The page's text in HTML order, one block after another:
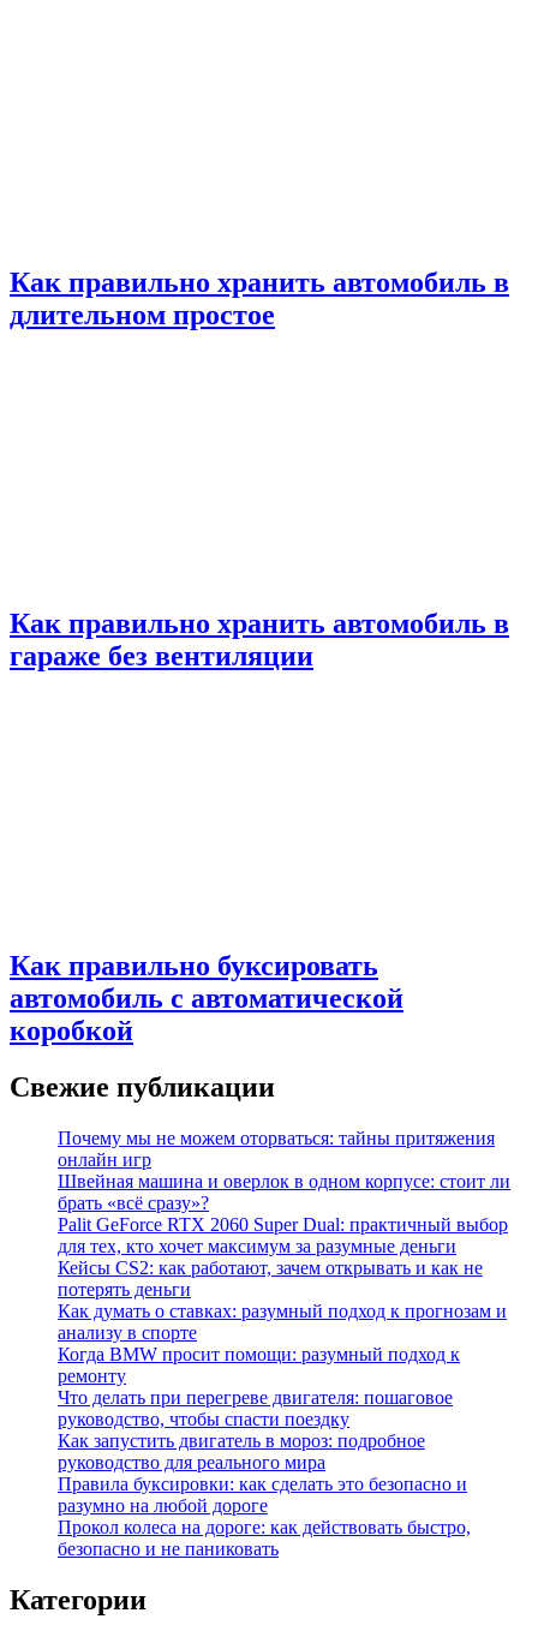
Как правильно хранить автомобиль в
длительном простое
Как правильно хранить автомобиль в
гараже без вентиляции
Как правильно буксировать
автомобиль с автоматической
коробкой
Свежие публикации
Почему мы не можем оторваться: тайны притяжения
онлайн игр
Швейная машина и оверлок в одном корпусе: стоит ли
брать «всё сразу»?
Palit GeForce RTX 2060 Super Dual: практичный выбор
для тех, кто хочет максимум за разумные деньги
Кейсы CS2: как работают, зачем открывать и как не
потерять деньги
Как думать о ставках: разумный подход к прогнозам и
анализу в спорте
Когда BMW просит помощи: разумный подход к
ремонту
Что делать при перегреве двигателя: пошаговое
руководство, чтобы спасти поездку
Как запустить двигатель в мороз: подробное
руководство для реального мира
Правила буксировки: как сделать это безопасно и
разумно на любой дороге
Прокол колеса на дороге: как действовать быстро,
безопасно и не паниковать
Категории